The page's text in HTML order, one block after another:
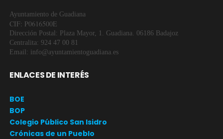
Ayuntamiento de Guadiana
CIF: P0616500E
Dirección Postal: Plaza Mayor, 1. Guadiana. 06186 Badajoz
Centralita: 924 47 00 81
Email: info@ayuntamientoguadiana.es
ENLACES DE INTERÉS
BOE
BOP
Colegio Público San Isidro
Crónicas de un Pueblo